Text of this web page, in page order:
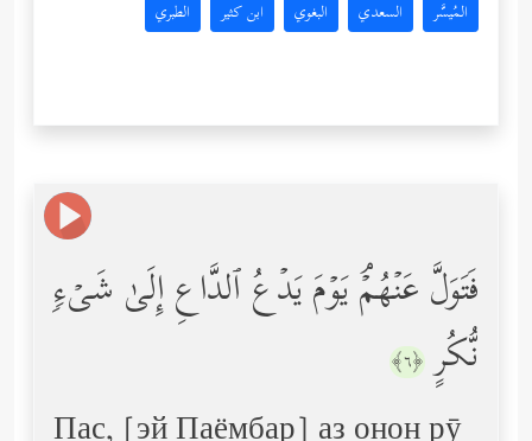
المُيسَّر السعدي البغوي ابن كثير الطبري
فَتَوَلَّ عَنۡهُمۡۘ یَوۡمَ یَدۡعُ ٱلدَّاعِ إِلَىٰ شَیۡءࣲ
نُّكُرٍ ﴿٦﴾